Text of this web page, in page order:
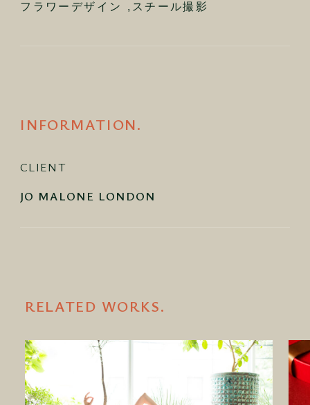
フラワーデザイン , スチール撮影
INFORMATION.
CLIENT
JO MALONE LONDON
RELATED WORKS.